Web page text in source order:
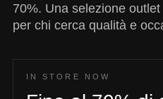
70%. Una selezione
per chi cerca qualità e
IN STORE NOW